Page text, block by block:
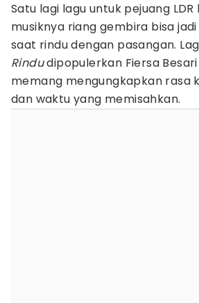
Satu lagi lagu untuk pejuang
musiknya riang gembira bisa
saat rindu dengan pasangan.
Rindudipopulerkan Fiersa
memang mengungkapkan rasa
dan waktu yang memisahkan.